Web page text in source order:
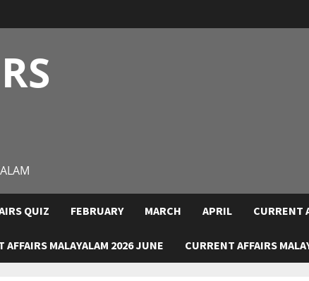
QUIZ FEBRUARY MARCH APRIL CURRENT
AFFAIRS MALAYALAM 2026 JUNE CURRENT AFFAIRS